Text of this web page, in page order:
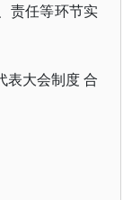
责任等环节实
表大会制度 合